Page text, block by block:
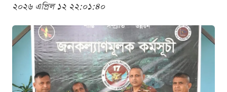
২০২৬ এপ্রিল ১২ ২২:০১:৪০